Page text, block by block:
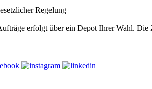
Regelung
erfolgt über ein Depot Ihrer Wahl.